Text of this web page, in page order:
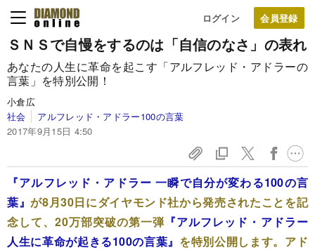
ログイン
ＳＮＳで自慢をするのは「自信のなさ」の表れ
あなたの人生に革命を起こす「アルフレッド・アドラーの
言葉」を特別公開！
小倉広
社会
アルフレッド・アドラー100の言葉
2017年9月15日 4:50
『アルフレッド・アドラー 一瞬で自分が変わる100の言
葉』が8月30日にダイヤモンド社から発売されたことを記
念して、20万部突破の第一弾 『アルフレッド・アドラー
人生に革命が起きる100の言葉』 を特別公開します。アド